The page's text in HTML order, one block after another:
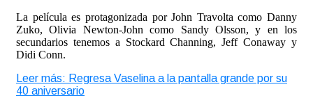
La película es protagonizada por John Travolta como Danny
Zuko, Olivia Newton-John como Sandy Olsson, y en los
secundarios tenemos a Stockard Channing, Jeff Conaway y
Didi Conn.
Leer más: Regresa Vaselina a la pantalla grande por su
40 aniversario